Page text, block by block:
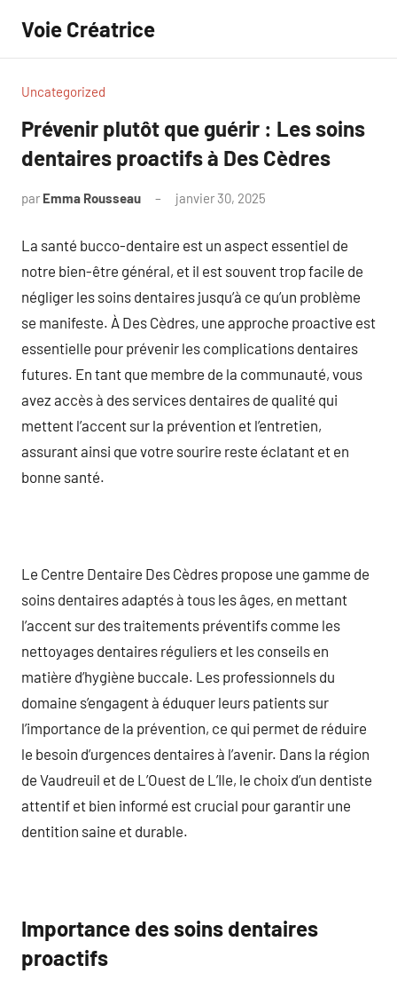
contenu
Voie Créatrice
Uncategorized
Prévenir plutôt que guérir : Les soins
dentaires proactifs à Des Cèdres
par Emma Rousseau janvier 30, 2025
La santé bucco-dentaire est un aspect essentiel de
notre bien-être général, et il est souvent trop facile de
négliger les soins dentaires jusqu’à ce qu’un problème
se manifeste. À Des Cèdres, une approche proactive est
essentielle pour prévenir les complications dentaires
futures. En tant que membre de la communauté, vous
avez accès à des services dentaires de qualité qui
mettent l’accent sur la prévention et l’entretien,
assurant ainsi que votre sourire reste éclatant et en
bonne santé.
Le Centre Dentaire Des Cèdres propose une gamme de
soins dentaires adaptés à tous les âges, en mettant
l’accent sur des traitements préventifs comme les
nettoyages dentaires réguliers et les conseils en
matière d’hygiène buccale. Les professionnels du
domaine s’engagent à éduquer leurs patients sur
l’importance de la prévention, ce qui permet de réduire
le besoin d’urgences dentaires à l’avenir. Dans la région
de Vaudreuil et de L’Ouest de L’Ile, le choix d’un dentiste
attentif et bien informé est crucial pour garantir une
dentition saine et durable.
Importance des soins dentaires
proactifs